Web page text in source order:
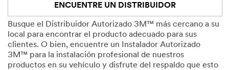
ENCUENTRE UN DISTRIBUIDOR
Busque el Distribuidor Autorizado 3M™ más cercano a su
local para encontrar el producto adecuado para sus
clientes. O bien, encuentre un Instalador Autorizado
3M™ para la instalación profesional de nuestros
productos en su vehículo y disfrute del respaldo que esto